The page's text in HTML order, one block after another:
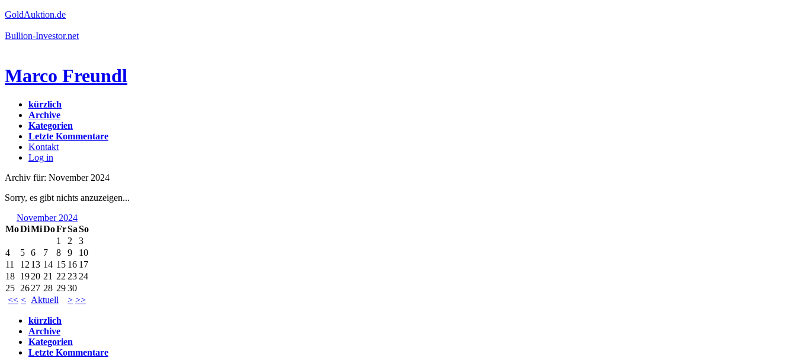
GoldAuktion.de
Bullion-Investor.net
Marco Freundl
kürzlich
Archive
Kategorien
Letzte Kommentare
Kontakt
Log in
Archiv für: November 2024
Sorry, es gibt nichts anzuzeigen...
November 2024
MoDiMiDoFrSaSo
<< < Aktuell > >>
1 2
3
4
5 6 7 8 9
10
11
12 13 14 15 16 17
18 1920 21 22 23 24
25 2627 28 2930
kürzlich
Archive
Kategorien
Letzte Kommentare